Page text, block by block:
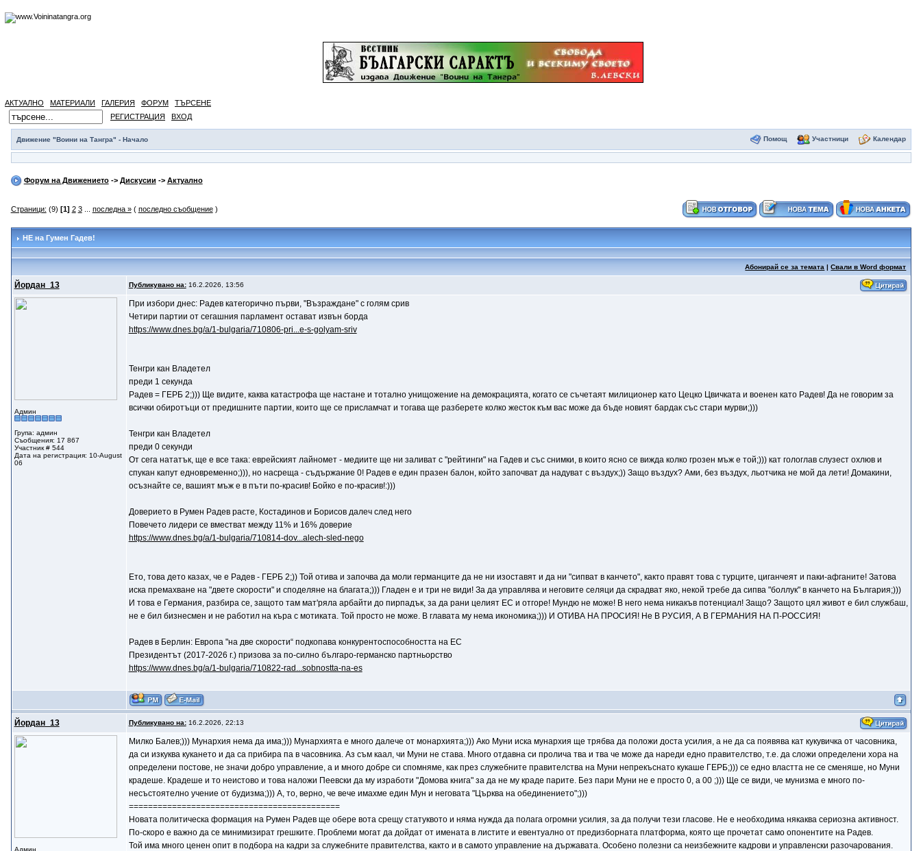
АКТУАЛНО МАТЕРИАЛИ ГАЛЕРИЯ ФОРУМ
ТЪРСЕНЕ
РЕГИСТРАЦИЯ
ВХОД
Движение "Воини на Тангра" - Начало Помощ Участници Календар
Форум на Движението-> Дискусии -> Актуално
Страници: (9) [1] 2 3... последна »( последно съобщение)
НЕ на Гумен Гадев!
Абонирай се за темата |Свали в Word формат
Йордан_13 Публикувано на:16.2.2026, 13:56
Админ
Група: админ
Съобщения: 17 867
Участник # 544
Дата на регистрация: 10-August
06
При избори днес: Радев категорично първи, "Възраждане" с голям срив
Четири партии от сегашния парламент остават извън борда
https://www.dnes.bg/a/1-bulgaria/710806-pri...e-s-golyam-sriv
Тенгри кан Владетел
преди 1 секунда
Радев = ГЕРБ 2;))) Ще видите, каква катастрофа ще настане и тотално унищожение на демокрацията, когато се съчетаят милиционер като Цецко Цвичката и военен като Радев! Да не говорим за
всички обиротъци от предишните партии, които ще се присламчат и тогава ще разберете колко жесток към вас може да бъде новият бардак със стари мурви;)))
Тенгри кан Владетел
преди 0 секунди
От сега нататък, ще е все така: еврейският лайномет - медиите ще ни заливат с "рейтинги" на Гадев и със снимки, в които ясно се вижда колко грозен мъж е той;))) кат гологлав слузест охлюв и
спукан капут едновременно;))), но насреща - съдържание 0! Радев е един празен балон, който започват да надуват с въздух;)) Защо въздух? Ами, без въздух, льотчика не мой да лети! Домакини,
осъзнайте се, вашият мъж е в пъти по-красив! Бойко е по-красив!:)))
Доверието в Румен Радев расте, Костадинов и Борисов далеч след него
Повечето лидери се вместват между 11% и 16% доверие
https://www.dnes.bg/a/1-bulgaria/710814-dov...alech-sled-nego
Ето, това дето казах, че е Радев - ГЕРБ 2;)) Той отива и започва да моли германците да не ни изоставят и да ни "сипват в канчето", както правят това с турците, циганчеят и паки-афганите! Затова
иска премахване на "двете скорости" и споделяне на благата;))) Гладен е и три не види! За да управлява и неговите селяци да скрадват яко, некой требе да сипва "боллук" в канчето на България;)))
И това е Германия, разбира се, защото там мат'ряла арбайти до пирпадък, за да рани целият ЕС и отгоре! Мундю не може! В него нема никакъв потенциал! Защо? Защото цял живот е бил службаш,
не е бил бизнесмен и не работил на къра с мотиката. Той просто не може. В главата му нема икономика;))) И ОТИВА НА ПРОСИЯ! Не В РУСИЯ, А В ГЕРМАНИЯ НА П-РОССИЯ!
Радев в Берлин: Европа "на две скорости“ подкопава конкурентоспособността на ЕС
Президентът (2017-2026 г.) призова за по-силно българо-германско партньорство
https://www.dnes.bg/a/1-bulgaria/710822-rad...sobnostta-na-es
Йордан_13 Публикувано на:16.2.2026, 22:13
Админ
Mилко Балев;))) Мунархия нема да има;))) Мунархията е много далече от монархията;))) Ако Муни иска мунархия ще трябва да положи доста усилия, а не да са появява кат кукувичка от часовника,
да си изкуква кукането и да са прибира па в часовника. Аз съм каал, чи Муни не става. Много отдавна си пролича тва и тва че може да нареди едно правителство, т.е. да сложи определени хора на
определени постове, не значи добро управление, а и много добре си спомняме, как през служебните правителства на Муни непрекъснато кукаше ГЕРБ;))) се едно властта не се сменяше, но Муни
крадеше. Крадеше и то неистово и това наложи Пеевски да му изработи "Домова книга" за да не му краде парите. Без пари Муни не е просто 0, а 00 ;))) Ще се види, че мунизма е много по-
несъстоятелно учение от будизма;))) А, то, верно, че вече имахме един Мун и неговата "Църква на обединението";)))
============================================
Новата политическа формация на Румен Радев ще обере вота срещу статуквото и няма нужда да полага огромни усилия, за да получи тези гласове. Не е необходима някаква сериозна активност.
По-скоро е важно да се минимизират грешките. Проблеми могат да дойдат от имената в листите и евентуално от предизборната платформа, която ще прочетат само опонентите на Радев.
Той има много ценен опит в подбора на кадри за служебните правителства, както и в самото управление на държавата. Особено полезни са неизбежните кадрови и управленски разочарования.